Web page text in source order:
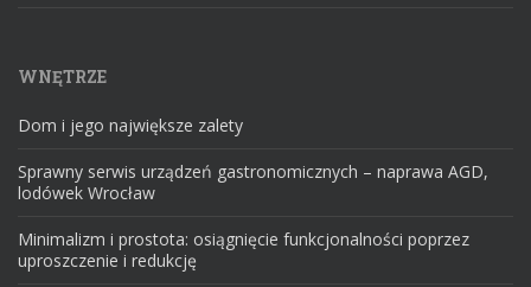
WNĘTRZE
Dom i jego największe zalety
Sprawny serwis urządzeń gastronomicznych – naprawa AGD,
lodówek Wrocław
Minimalizm i prostota: osiągnięcie funkcjonalności poprzez
uproszczenie i redukcję